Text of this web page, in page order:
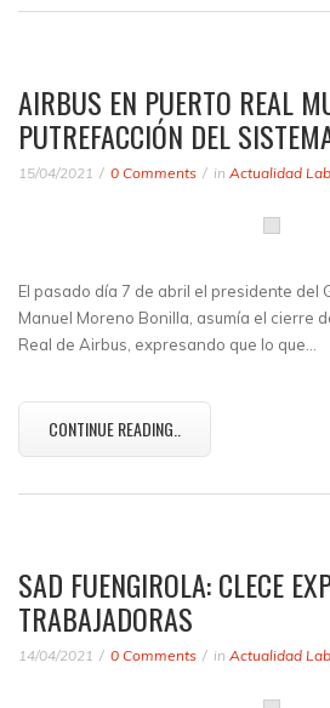
AIRBUS EN PUERTO REAL
PUTREFACCIÓN DEL
15/04/2021 0 Comments in Actualidad
El pasado día 7 de abril el presidente del
Manuel Moreno Bonilla, asumía el cierre
Real de Airbus, expresando que lo que…
CONTINUE READING..
SAD FUENGIROLA: CLECE
TRABAJADORAS
14/04/2021 0 Comments in Actualidad